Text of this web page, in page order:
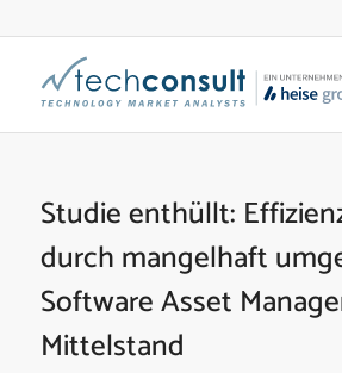
Studie enthüllt:
durch mangelhaft
Software Asset
Mittelstand